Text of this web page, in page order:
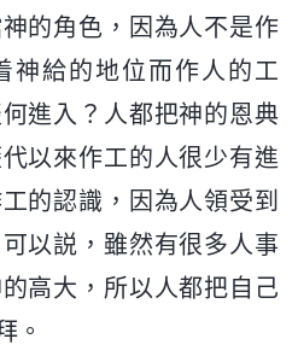
的角色，因為人不是作
神給的地位而作人的工
進入？人都把神的恩典
以來作工的人很少有進
的認識，因為人領受到
以説，雖然有很多人事
高大，所以人都把自己
。